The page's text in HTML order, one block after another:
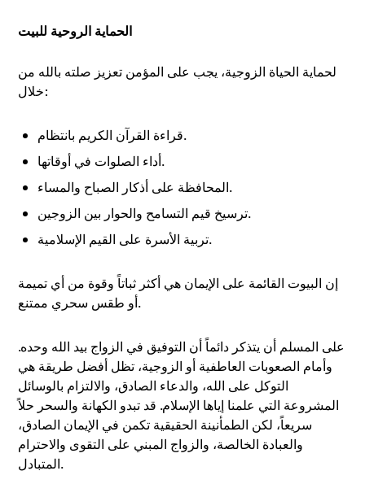
الحماية الروحية للبيت
لحماية الحياة الزوجية، يجب على المؤمن تعزيز صلته بالله من
خلال:
قراءة القرآن الكريم بانتظام.
أداء الصلوات في أوقاتها.
المحافظة على أذكار الصباح والمساء.
ترسيخ قيم التسامح والحوار بين الزوجين.
تربية الأسرة على القيم الإسلامية.
إن البيوت القائمة على الإيمان هي أكثر ثباتاً وقوة من أي تميمة
أو طقس سحري ممتنع.
على المسلم أن يتذكر دائماً أن التوفيق في الزواج بيد الله وحده.
وأمام الصعوبات العاطفية أو الزوجية، تظل أفضل طريقة هي
التوكل على الله، والدعاء الصادق، والالتزام بالوسائل
المشروعة التي علمنا إياها الإسلام. قد تبدو الكهانة والسحر حلاً
سريعاً، لكن الطمأنينة الحقيقية تكمن في الإيمان الصادق،
والعبادة الخالصة، والزواج المبني على التقوى والاحترام
المتبادل.